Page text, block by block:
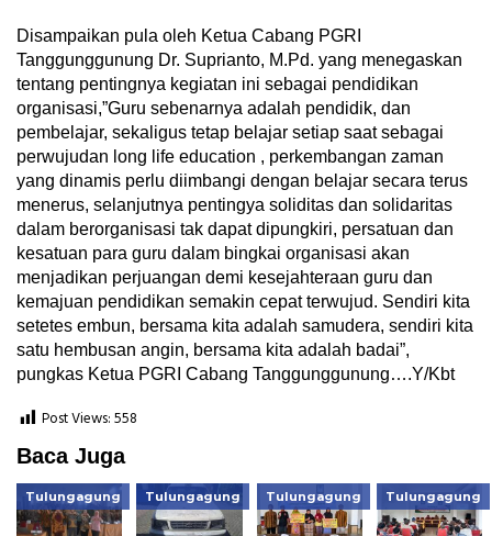
Disampaikan pula oleh Ketua Cabang PGRI
Tanggunggunung Dr. Suprianto, M.Pd. yang menegaskan
tentang pentingnya kegiatan ini sebagai pendidikan
organisasi,”Guru sebenarnya adalah pendidik, dan
pembelajar, sekaligus tetap belajar setiap saat sebagai
perwujudan long life education , perkembangan zaman
yang dinamis perlu diimbangi dengan belajar secara terus
menerus, selanjutnya pentingya soliditas dan solidaritas
dalam berorganisasi tak dapat dipungkiri, persatuan dan
kesatuan para guru dalam bingkai organisasi akan
menjadikan perjuangan demi kesejahteraan guru dan
kemajuan pendidikan semakin cepat terwujud. Sendiri kita
setetes embun, bersama kita adalah samudera, sendiri kita
satu hembusan angin, bersama kita adalah badai”,
pungkas Ketua PGRI Cabang Tanggunggunung….Y/Kbt
Post Views:558
Baca Juga
Tulungagung Tulungagung Tulungagung Tulungagung